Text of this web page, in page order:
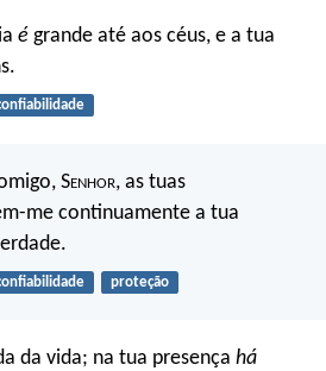
é grande até aos céus, e a tua
Senhor, as tuas
me continuamente a tua
proteção
da vida; na tua presença há